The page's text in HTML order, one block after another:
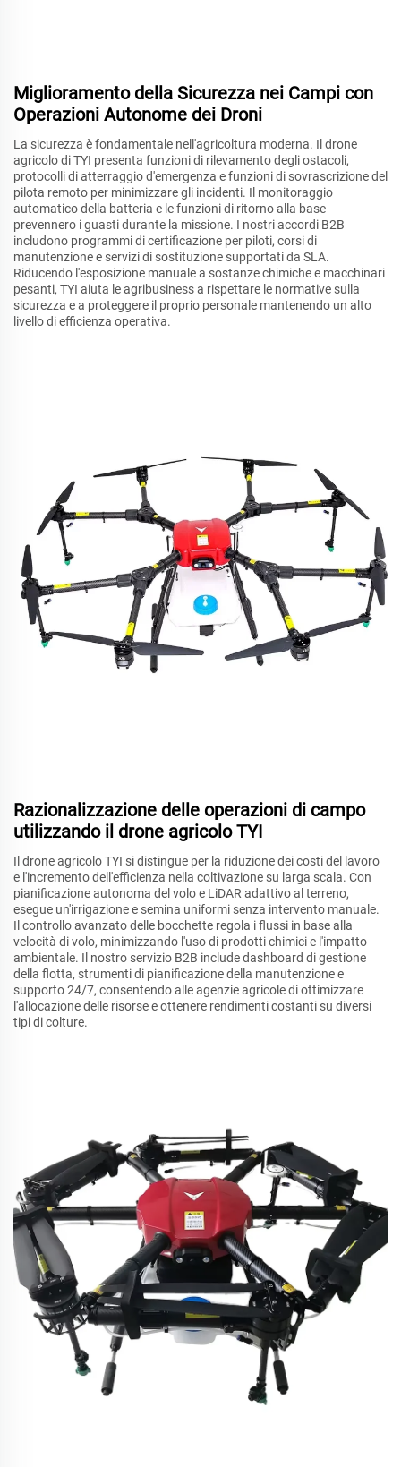
Miglioramento della Sicurezza nei Campi con
Operazioni Autonome dei Droni
La sicurezza è fondamentale nell'agricoltura moderna. Il drone
agricolo di TYI presenta funzioni di rilevamento degli ostacoli,
protocolli di atterraggio d'emergenza e funzioni di sovrascrizione del
pilota remoto per minimizzare gli incidenti. Il monitoraggio
automatico della batteria e le funzioni di ritorno alla base
prevennero i guasti durante la missione. I nostri accordi B2B
includono programmi di certificazione per piloti, corsi di
manutenzione e servizi di sostituzione supportati da SLA.
Riducendo l'esposizione manuale a sostanze chimiche e macchinari
pesanti, TYI aiuta le agribusiness a rispettare le normative sulla
sicurezza e a proteggere il proprio personale mantenendo un alto
livello di efficienza operativa.
Razionalizzazione delle operazioni di campo
utilizzando il drone agricolo TYI
Il drone agricolo TYI si distingue per la riduzione dei costi del lavoro
e l'incremento dell'efficienza nella coltivazione su larga scala. Con
pianificazione autonoma del volo e LiDAR adattivo al terreno,
esegue un'irrigazione e semina uniformi senza intervento manuale.
Il controllo avanzato delle bocchette regola i flussi in base alla
velocità di volo, minimizzando l'uso di prodotti chimici e l'impatto
ambientale. Il nostro servizio B2B include dashboard di gestione
della flotta, strumenti di pianificazione della manutenzione e
supporto 24/7, consentendo alle agenzie agricole di ottimizzare
l'allocazione delle risorse e ottenere rendimenti costanti su diversi
tipi di colture.